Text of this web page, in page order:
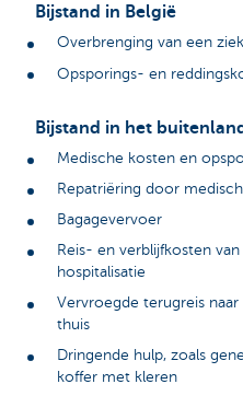
Bijstand in België
Overbrenging van een
Opsporings- en
Bijstand in het buitenland
Medische kosten en
Repatriëring door
Bagagevervoer
Reis- en verblijfkosten
hospitalisatie
Vervroegde terugreis naar
thuis
Dringende hulp, zoals
koffer met kleren